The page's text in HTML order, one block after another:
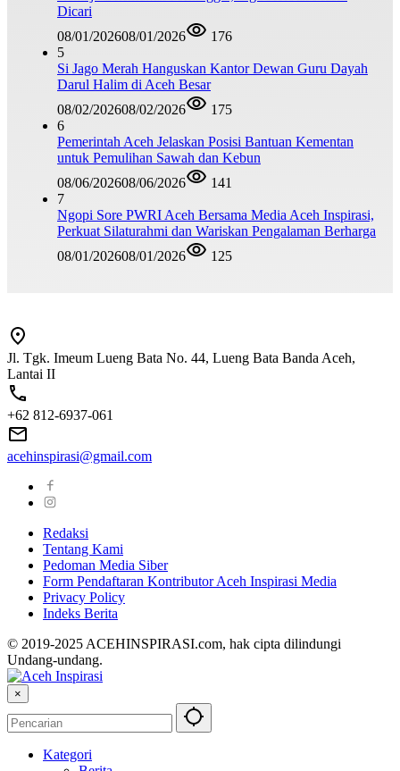
Dicari
08/01/202608/01/2026
176
5
Si Jago Merah Hanguskan Kantor Dewan Guru Dayah
Darul Halim di Aceh Besar
08/02/202608/02/2026
175
6
Pemerintah Aceh Jelaskan Posisi Bantuan Kementan
untuk Pemulihan Sawah dan Kebun
08/06/202608/06/2026
141
7
Ngopi Sore PWRI Aceh Bersama Media Aceh Inspirasi,
Perkuat Silaturahmi dan Wariskan Pengalaman Berharga
08/01/202608/01/2026 125
Jl. Tgk. Imeum Lueng Bata No. 44, Lueng Bata Banda Aceh,
Lantai II
+62 812-6937-061
acehinspirasi@gmail.com
Redaksi
Tentang Kami
Pedoman Media Siber
Form Pendaftaran Kontributor Aceh Inspirasi Media
Privacy Policy
Indeks Berita
© 2019-2025 ACEHINSPIRASI.com, hak cipta dilindungi
Undang-undang.
×
Kategori